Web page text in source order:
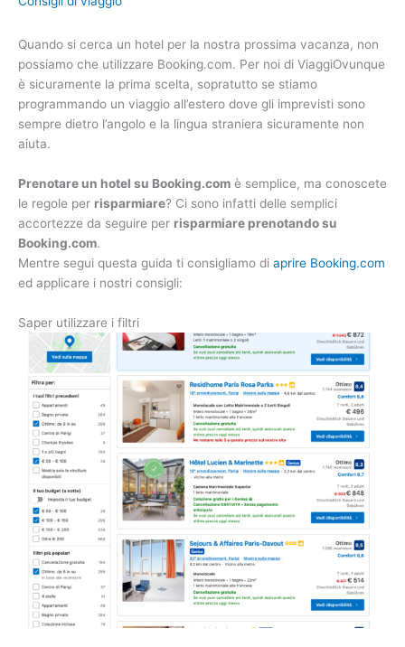
Quando si cerca un hotel per la nostra prossima vacanza, non
possiamo che utilizzare Booking.com. Per noi di ViaggiOvunque
è sicuramente la prima scelta, sopratutto se stiamo
programmando un viaggio all’estero dove gli imprevisti sono
sempre dietro l’angolo e la lingua straniera sicuramente non
aiuta.
Prenotare un hotel su Booking.com è semplice, ma conoscete
le regole per risparmiare? Ci sono infatti delle semplici
accortezze da seguire per risparmiare prenotando su
Booking.com.
Mentre segui questa guida ti consigliamo di aprire Booking.com
ed applicare i nostri consigli:
Saper utilizzare i filtri